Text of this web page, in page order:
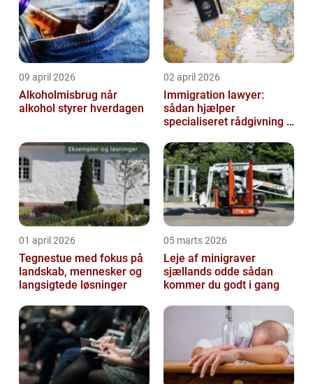
09 april 2026
Alkoholmisbrug når
alkohol styrer hverdagen
02 april 2026
Immigration lawyer:
sådan hjælper
specialiseret rådgivning i
01 april 2026
Tegnestue med fokus på
landskab, mennesker og
langsigtede løsninger
05 marts 2026
Leje af minigraver
sjællands odde sådan
kommer du godt i gang